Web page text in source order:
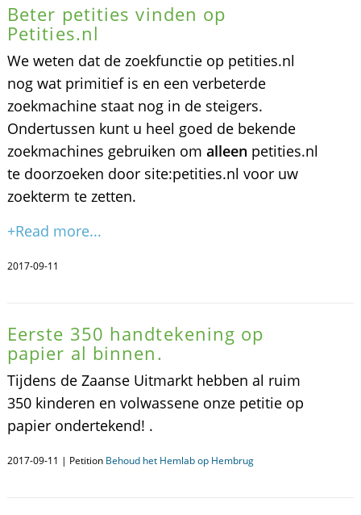
Beter petities vinden op
Petities.nl
We weten dat de zoekfunctie op petities.nl
nog wat primitief is en een verbeterde
zoekmachine staat nog in de steigers.
Ondertussen kunt u heel goed de bekende
zoekmachines gebruiken om alleen petities.nl
te doorzoeken door site:petities.nl voor uw
zoekterm te zetten.
+Read more...
2017-09-11
Eerste 350 handtekening op
papier al binnen.
Tijdens de Zaanse Uitmarkt hebben al ruim
350 kinderen en volwassene onze petitie op
papier ondertekend! .
2017-09-11 | Petition Behoud het Hemlab op Hembrug